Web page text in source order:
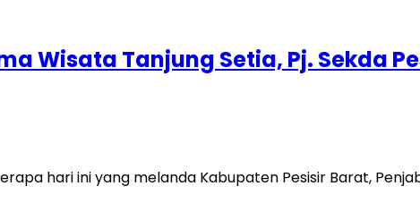
Wisata Tanjung Setia, Pj. Sekda
hari ini yang melanda Kabupaten Pesisir Barat,